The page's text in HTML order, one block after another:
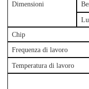
Dimensioni
Chip
Frequenza di lavoro
Temperatura di lavoro